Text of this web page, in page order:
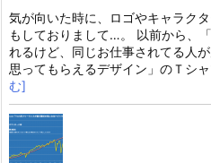
気が向いた時に、ロゴやキャラク
もしておりまして…。 以前から、
れるけど、同じお仕事されてる人
思ってもらえるデザイン」のＴシ
む]